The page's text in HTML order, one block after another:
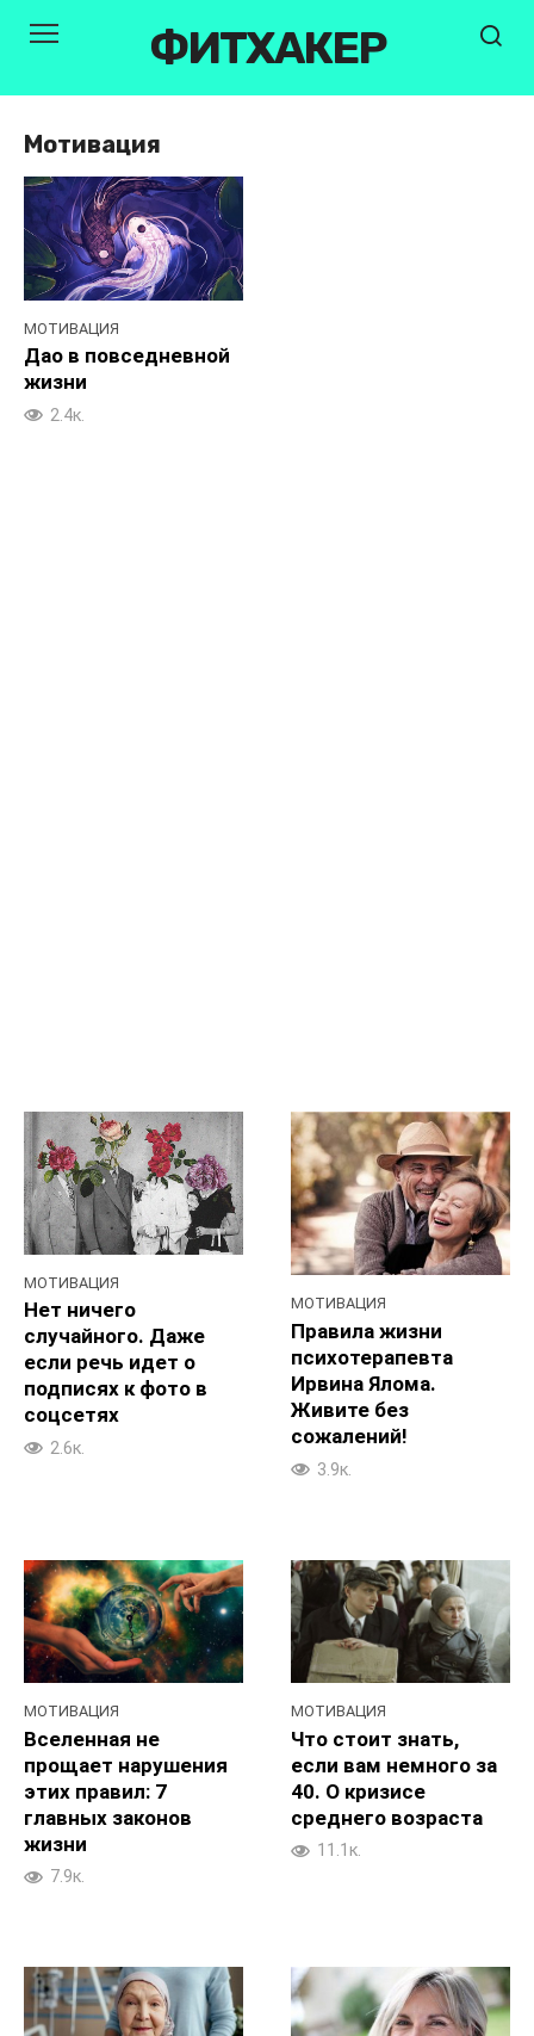
ФИТХАКЕР
Мотивация
МОТИВАЦИЯ
Дао в повседневной
жизни
2.4к.
МОТИВАЦИЯ
Нет ничего
случайного. Даже
если речь идет о
подписях к фото в
соцсетях
2.6к.
МОТИВАЦИЯ
Правила жизни
психотерапевта
Ирвина Ялома.
Живите без
сожалений!
3.9к.
МОТИВАЦИЯ
Вселенная не
прощает нарушения
этих правил: 7
главных законов
жизни
7.9к.
МОТИВАЦИЯ
Что стоит знать,
если вам немного за
40. О кризисе
среднего возраста
11.1к.